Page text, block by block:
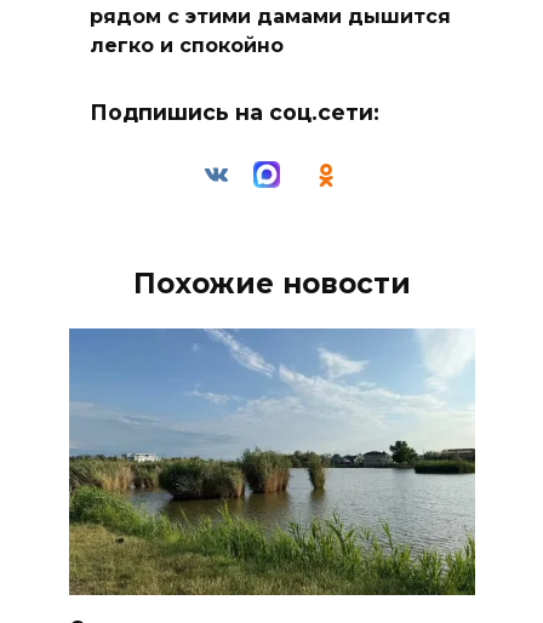
рядом с этими дамами дышится
легко и спокойно
Подпишись на соц.сети:
Похожие новости